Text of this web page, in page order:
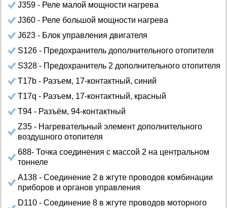
J359 - Реле малой мощности нагрева
J360 - Реле большой мощности нагрева
J623 - Блок управления двигателя
S126 - Предохранитель дополнительного отопителя
S328 - Предохранитель 2 дополнительного отопителя
Т17b - Разъем, 17-контактный, синий
T17q - Разъем, 17-контактный, красный
Т94 - Разъём, 94-контактный
Z35 - Нагревательный элемент дополнительного
воздушного отопителя
688- Точка соединения с массой 2 на центральном
тоннеле
A138 - Соединение 2 в жгуте проводов комбинации
приборов и органов управления
D110 - Соединение 8 в жгуте проводов моторного